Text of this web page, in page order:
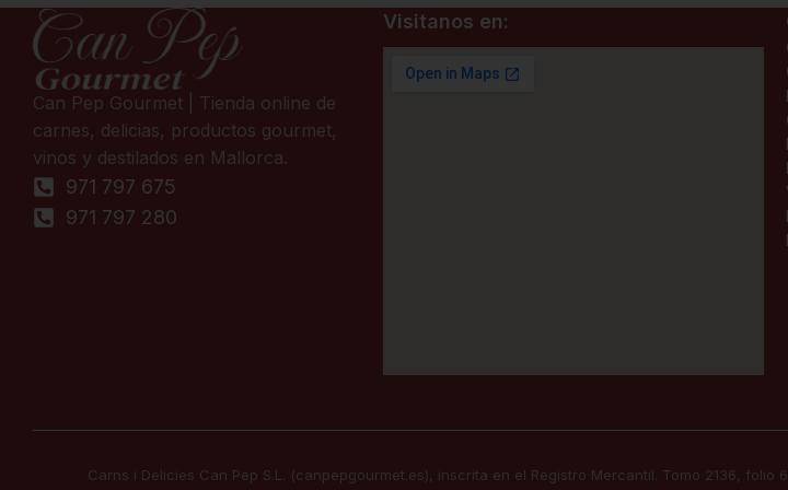
Can Pep Gourmet | Tienda online de
carnes, delicias, productos gourmet,
vinos y destilados en Mallorca.
971 797 675
971 797 280
Visitanos en:
Carns i Delicies Can Pep S.L. (canpepgourmet.es), inscrita en el Registro Mercantil. Tomo 2136,